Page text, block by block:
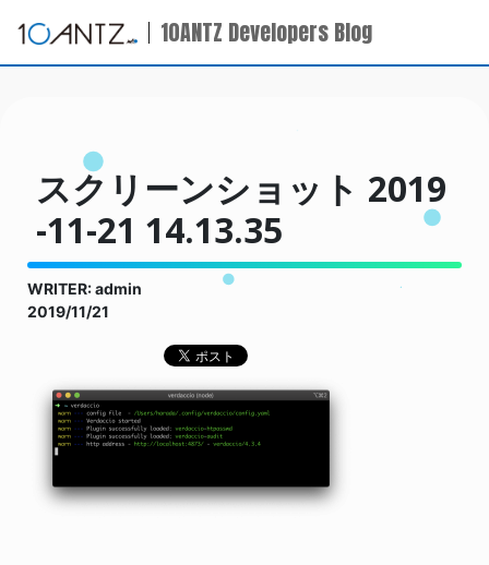
10ANTZ Developers Blog
スクリーンショット 2019
-11-21 14.13.35
WRITER: admin
2019/11/21